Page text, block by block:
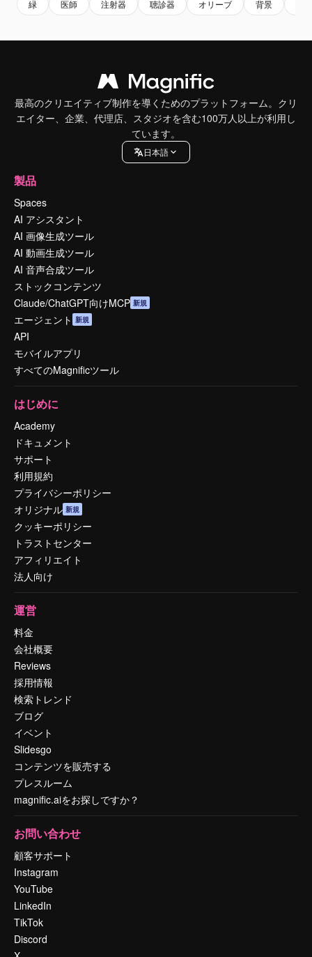
緑 医師 注射器 聴診器 オリーブ 背景
最高のクリエイティブ制作を導くためのプラットフォーム。クリ
エイター、企業、代理店、スタジオを含む100万人以上が利用し
ています。
日本語
製品
Spaces
AI アシスタント
AI 画像生成ツール
AI 動画生成ツール
AI 音声合成ツール
ストックコンテンツ
Claude/ChatGPT向けMCP 新規
エージェント 新規
API
モバイルアプリ
すべてのMagnificツール
はじめに
Academy
ドキュメント
サポート
利用規約
プライバシーポリシー
オリジナル 新規
クッキーポリシー
トラストセンター
アフィリエイト
法人向け
運営
料金
会社概要
Reviews
採用情報
検索トレンド
ブログ
イベント
Slidesgo
コンテンツを販売する
プレスルーム
magnific.aiをお探しですか？
お問い合わせ
顧客サポート
Instagram
YouTube
LinkedIn
TikTok
Discord